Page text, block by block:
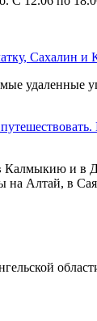
Сахалин и
удаленные
Калмыкию и в
на Алтай, в